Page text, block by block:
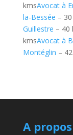
kmsAvocat à
la-Bessée –
Guillestre – 40
kmsAvocat à
Montéglin –
A propos